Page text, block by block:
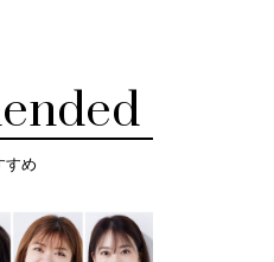
すめ